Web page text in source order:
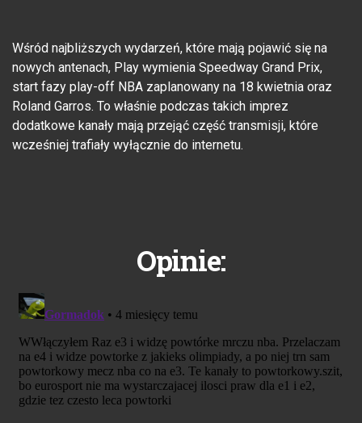
Wśród najbliższych wydarzeń, które mają pojawić się na
nowych antenach, Play wymienia Speedway Grand Prix,
start fazy play-off NBA zaplanowany na 18 kwietnia oraz
Roland Garros. To właśnie podczas takich imprez
dodatkowe kanały mają przejąć część transmisji, które
wcześniej trafiały wyłącznie do internetu.
Opinie: